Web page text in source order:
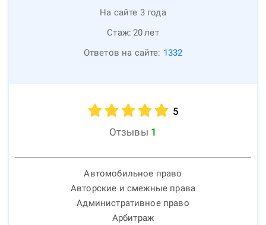
На сайте 3 года
Стаж: 20лет
Ответов на сайте: 1332
5
Отзывы 1
Автомобильное право
Авторские и смежные права
Административное право
Арбитраж